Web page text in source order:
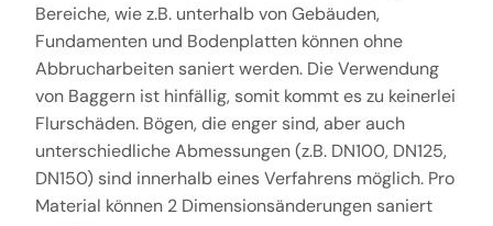
Bereiche, wie z.B. unterhalb von Gebäuden,
Fundamenten und Bodenplatten können ohne
Abbrucharbeiten saniert werden. Die Verwendung
von Baggern ist hinfällig, somit kommt es zu keinerlei
Flurschäden. Bögen, die enger sind, aber auch
unterschiedliche Abmessungen (z.B. DN100, DN125,
DN150) sind innerhalb eines Verfahrens möglich. Pro
Material können 2 Dimensionsänderungen saniert